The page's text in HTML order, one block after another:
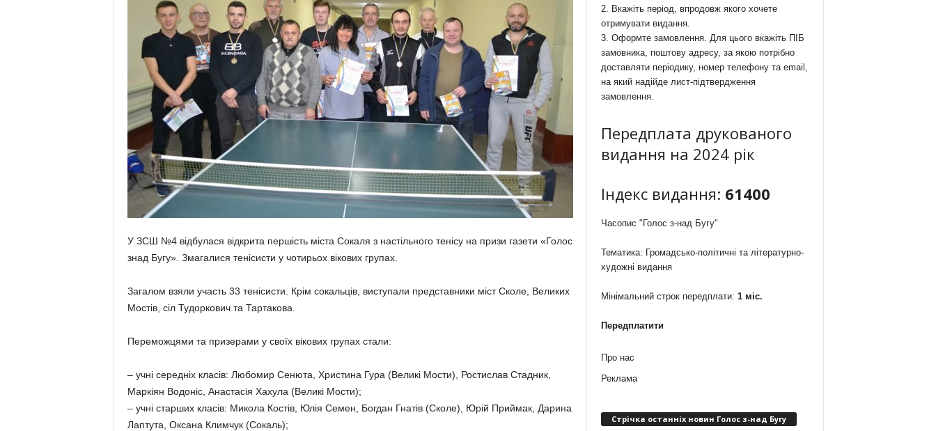
У ЗСШ №4 відбулася відкрита першість міста Сокаля з настільного тенісу на призи газети «Голос
знад Бугу». Змагалися тенісисти у чотирьох вікових групах.
Загалом взяли участь 33 тенісисти. Крім сокальців, виступали представники міст Сколе, Великих
Мостів, сіл Тудоркович та Тартакова.
Переможцями та призерами у своїх вікових групах стали:
– учні середніх класів: Любомир Сенюта, Христина Гура (Великі Мости), Ростислав Стадник,
Маркіян Водоніс, Анастасія Хахула (Великі Мости);
– учні старших класів: Микола Костів, Юлія Семен, Богдан Гнатів (Сколе), Юрій Приймак, Дарина
Лаптута, Оксана Климчук (Сокаль);
2. Вкажіть період, впродовж якого хочете
отримувати видання.
3. Оформте замовлення. Для цього вкажіть ПІБ
замовника, поштову адресу, за якою потрібно
доставляти періодику, номер телефону та email,
на який надійде лист-підтвердження
замовлення.
Передплата друкованого
видання на 2024 рік
Індекс видання: 61400
Часопис "Голос з-над Бугу"
Тематика: Громадсько-політичні та літературно-
художні видання
Мінімальний строк передплати: 1 міс.
Передплатити
Про нас
Реклама
Стрічка останніх новин Голос з-над Бугу